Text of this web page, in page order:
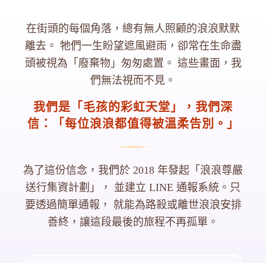
在街頭的每個角落，總有無人照顧的浪浪默默
離去。 牠們一生盼望遮風避雨，卻常在生命盡
頭被視為「廢棄物」匆匆處置。 這些畫面，我
們無法視而不見。
我們是「毛孩的彩虹天堂」，我們深
信：「每位浪浪都值得被溫柔告別。」
為了這份信念，我們於 2018 年發起「浪浪尊嚴
送行集資計劃」，
並建立 LINE 通報系統。只
要透過簡單通報，
就能為路殺或離世浪浪安排
善終，讓這段最後的旅程不再孤單。